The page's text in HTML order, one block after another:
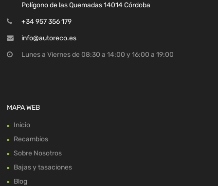
Polígono de las Quemadas 14014 Córdoba
+34 957 356 179
info@autoreco.es
Lunes a Viernes de 08:30 a 14:00 y 16:00 a 19:00
MAPA WEB
Inicio
Recambios
Sobre Nosotros
Bajas y tasaciones
Blog